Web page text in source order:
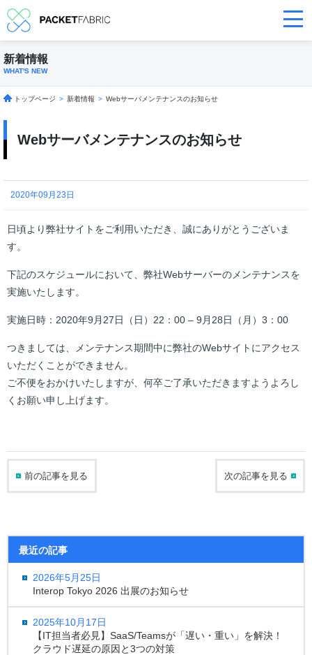
新着情報
WHAT'S NEW
トップページ > 新着情報 > Webサーバメンテナンスのお知らせ
Webサーバメンテナンスのお知らせ
2020年09月23日
日頃より弊社サイトをご利用いただき、誠にありがとうございま
す。
下記のスケジュールにおいて、弊社Webサーバーのメンテナンスを
実施いたします。
実施日時：2020年9月27日（日）22：00 – 9月28日（月）3：00
つきましては、メンテナンス期間中に弊社のWebサイトにアクセス
いただくことができません。
ご不便をおかけいたしますが、何卒ご了承いただきますようよろし
くお願い申し上げます。
前の記事を見る 次の記事を見る
最近の記事
2026年5月25日
Interop Tokyo 2026 出展のお知らせ
2025年10月17日
【IT担当者必見】SaaS/Teamsが「遅い・重い」を解決！
クラウド遅延の原因と3つの対策